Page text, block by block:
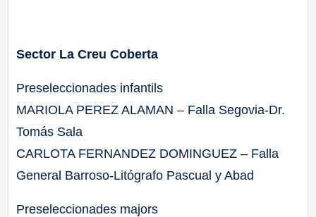
Sector La Creu Coberta
Preseleccionades infantils
MARIOLA PEREZ ALAMAN – Falla Segovia-Dr.
Tomás Sala
CARLOTA FERNANDEZ DOMINGUEZ – Falla
General Barroso-Litógrafo Pascual y Abad
Preseleccionades majors